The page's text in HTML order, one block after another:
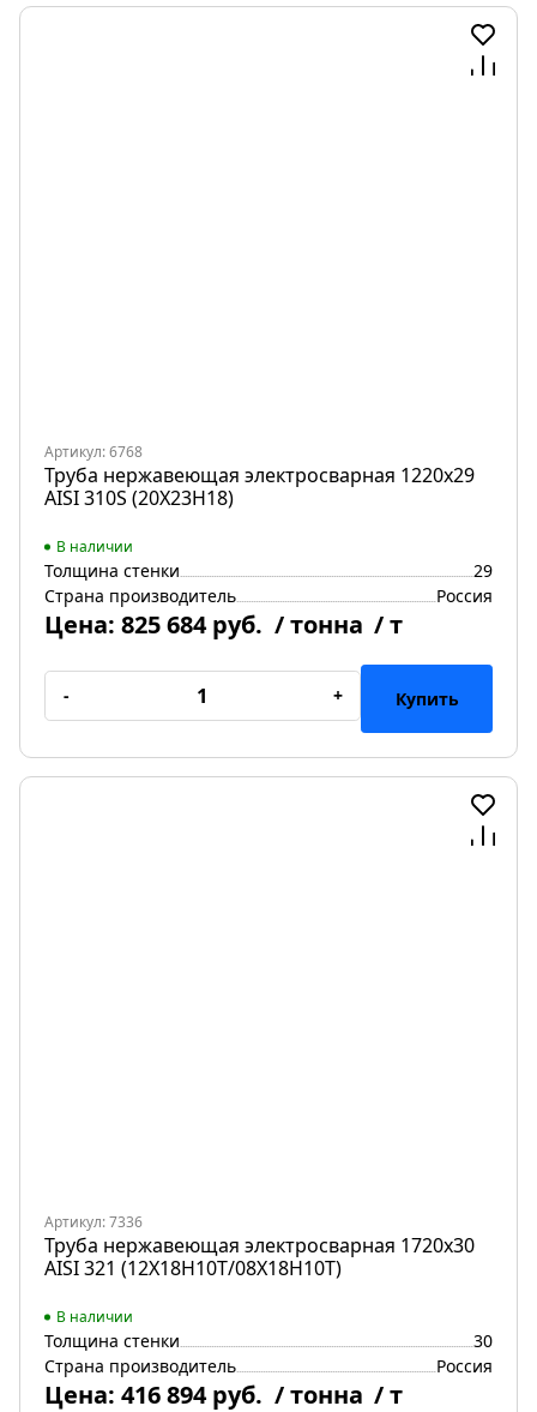
Артикул: 6768
Труба нержавеющая электросварная 1220х29
AISI 310S (20Х23Н18)
В наличии
Толщина стенки
29
Страна производитель
Россия
Цена: 825 684 руб. / тонна / т
- + Купить
Артикул: 7336
Труба нержавеющая электросварная 1720х30
AISI 321 (12Х18Н10Т/08Х18Н10Т)
В наличии
Толщина стенки
30
Страна производитель
Россия
Цена: 416 894 руб. / тонна / т